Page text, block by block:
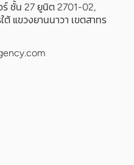
ร์ ชั้น 27 ยูนิต 2701-02,
แขวงยานนาวา เขตสาทร